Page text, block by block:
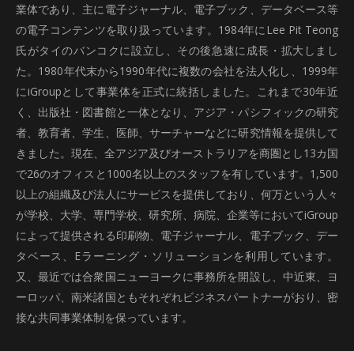
業体であり、主に電子ジャーナル、電子ブック、データベース等
の電子コンテンツを取り扱っています。1984年にLee Pit Teong
氏がタイのバンコクに設立し、その後急速に成長・拡大しまし
た。1980年代末から1990年代に複数の会社を法人化し、1999年
にiGroupとして事業体を正式に統括しました。これまで30年近
く、出版社・図書館と一体となり、アジア・パシフィックの研究
者、教育者、学生、医師、サーチャーなどに研究情報を提供して
きました。現在、全アジア及びオーストラリアを商圏とし13カ国
で26のオフィスと1000名以上のスタッフを有しています。1,500
以上の組織及び法人にサービスを提供しており、何万という人々
が学校、大学、専門学校、研究所、病院、企業等においてiGroup
によって提供される印刷物、電子ジャーナル、電子ブック、デー
タベース、Eラーニング・ソリューションを利用しています。
又、最近では合衆国ニューヨークに事務所を開設し、中近東、ヨ
ーロッパ、南米諸国ともそれぞれビジネスパートナーがおり、密
接な共同事業体制を保っています。